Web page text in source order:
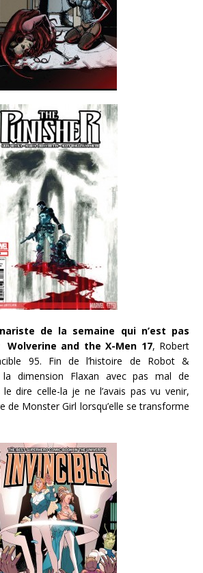
de la semaine qui n’est pas
Wolverine and the X-Men 17, Robert
95. Fin de l’histoire de Robot &
dimension Flaxan avec pas mal de
le dire celle-la je ne l’avais pas vu venir,
de Monster Girl lorsqu’elle se transforme